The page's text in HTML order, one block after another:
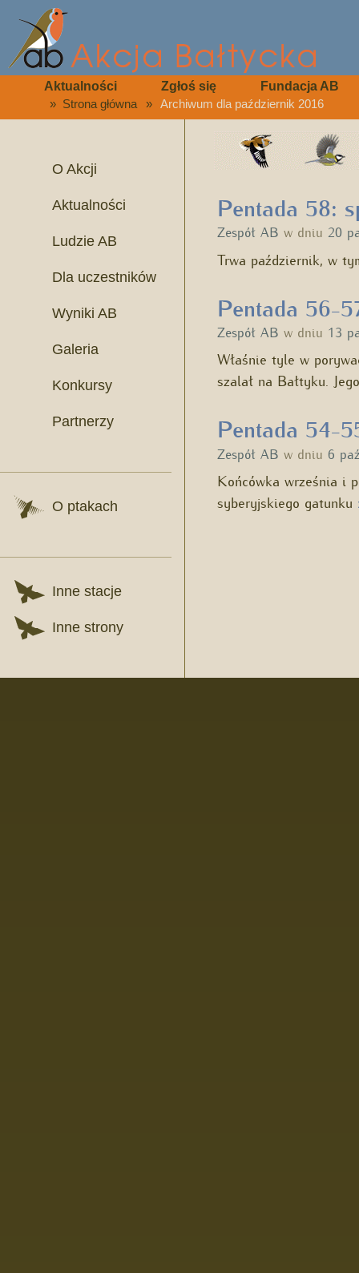
Aktualności Zgłoś się Fundacja AB
» Strona główna » Archiwum dla październik 2016
O Akcji
Aktualności
Ludzie AB
Dla uczestników
Wyniki AB
Galeria
Konkursy
Partnerzy
O ptakach
Inne stacje
Inne strony
Pentada 58:
Zespół AB w dniu 20
Trwa październik, w
Pentada 56-
Zespół AB w dniu 13
Właśnie tyle w
szalał na Bałtyku.
Pentada 54-
Zespół AB w dniu 6
Końcówka września i
syberyjskiego gatunku